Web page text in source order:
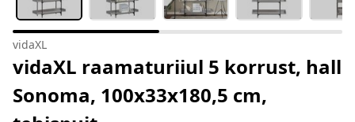
vidaXL
vidaXL raamaturiiul 5 korrust, hall
Sonoma, 100x33x180,5 cm,